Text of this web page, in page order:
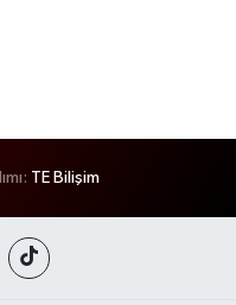
TE Bilişim